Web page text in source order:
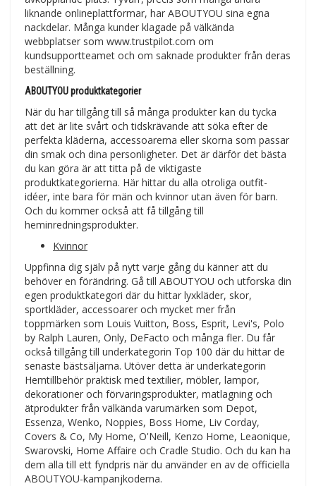
liknande onlineplattformar, har ABOUTYOU sina egna
nackdelar. Många kunder klagade på välkända
webbplatser som www.trustpilot.com om
kundsupportteamet och om saknade produkter från deras
beställning.
ABOUTYOU produktkategorier
När du har tillgång till så många produkter kan du tycka
att det är lite svårt och tidskrävande att söka efter de
perfekta kläderna, accessoarerna eller skorna som passar
din smak och dina personligheter. Det är därför det bästa
du kan göra är att titta på de viktigaste
produktkategorierna. Här hittar du alla otroliga outfit-
idéer, inte bara för män och kvinnor utan även för barn.
Och du kommer också att få tillgång till
heminredningsprodukter.
Kvinnor
Uppfinna dig själv på nytt varje gång du känner att du
behöver en förändring. Gå till ABOUTYOU och utforska din
egen produktkategori där du hittar lyxkläder, skor,
sportkläder, accessoarer och mycket mer från
toppmärken som Louis Vuitton, Boss, Esprit, Levi's, Polo
by Ralph Lauren, Only, DeFacto och många fler. Du får
också tillgång till underkategorin Top 100 där du hittar de
senaste bästsäljarna. Utöver detta är underkategorin
Hemtillbehör praktisk med textilier, möbler, lampor,
dekorationer och förvaringsprodukter, matlagning och
ätprodukter från välkända varumärken som Depot,
Essenza, Wenko, Noppies, Boss Home, Liv Corday,
Covers & Co, My Home, O'Neill, Kenzo Home, Leaonique,
Swarovski, Home Affaire och Cradle Studio. Och du kan ha
dem alla till ett fyndpris när du använder en av de officiella
ABOUTYOU-kampanjkoderna.